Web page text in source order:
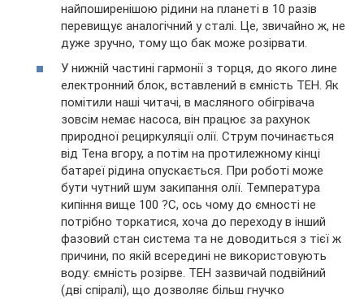
найпоширенішою рідини на планеті в 10 разів
перевищує аналогічний у сталі. Це, звичайно ж, не
дуже зручно, тому що бак може розірвати.
У нижній частині гармонії з торця, до якого лине
електронний блок, вставлений в ємність ТЕН. Як
помітили наші читачі, в масляного обігрівача
зовсім немає насоса, він працює за рахунок
природної рециркуляції олії. Струм починається
від Тена вгору, а потім на протилежному кінці
батареї рідина опускається. При роботі може
бути чутний шум закипання олії. Температура
кипіння вище 100 ?С, ось чому до ємності не
потрібно торкатися, хоча до переходу в інший
фазовий стан система та не доводиться з тієї ж
причини, по якій всередині не використовують
воду: ємність розірве. ТЕН зазвичай подвійний
(дві спіралі), що дозволяє більш гнучко